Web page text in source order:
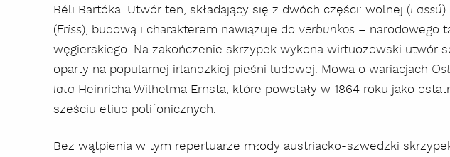
Béli Bartóka. Utwór ten, składający się z dwóch części: wolnej (Lassú)
(Friss), budową i charakterem nawiązuje doverbunkos – narodowego
węgierskiego. Na zakończenie skrzypek wykona wirtuozowski utwór
oparty na popularnej irlandzkiej pieśni ludowej. Mowa o wariacjach
lata Heinricha Wilhelma Ernsta, które powstały w 1864 roku jako
sześciu etiud polifonicznych.
Bez wątpienia w tym repertuarze młody austriacko-szwedzki